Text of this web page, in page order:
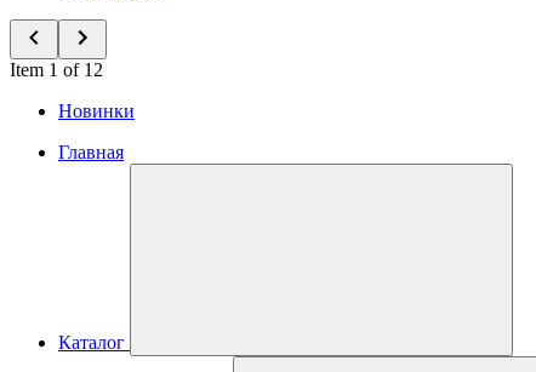
Item 1 of 12
Новинки
Главная
Каталог